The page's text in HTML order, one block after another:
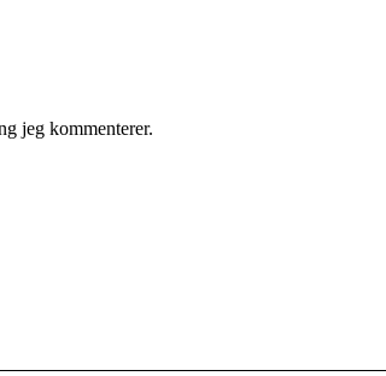
jeg kommenterer.